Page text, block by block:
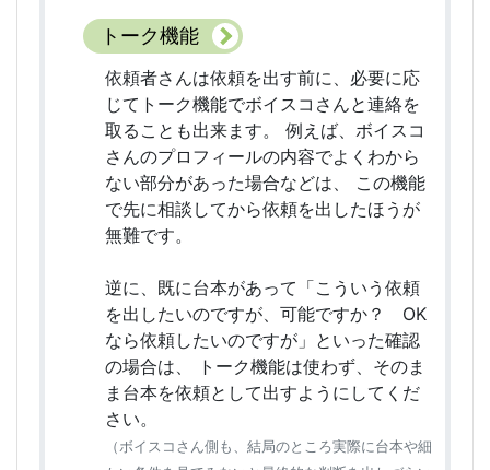
トーク機能
依頼者さんは依頼を出す前に、必要に応
じてトーク機能でボイスコさんと連絡を
取ることも出来ます。 例えば、ボイスコ
さんのプロフィールの内容でよくわから
ない部分があった場合などは、 この機能
で先に相談してから依頼を出したほうが
無難です。
逆に、既に台本があって「こういう依頼
を出したいのですが、可能ですか？ OK
なら依頼したいのですが」といった確認
の場合は、 トーク機能は使わず、そのま
ま台本を依頼として出すようにしてくだ
さい。
（ボイスコさん側も、結局のところ実際に台本や細